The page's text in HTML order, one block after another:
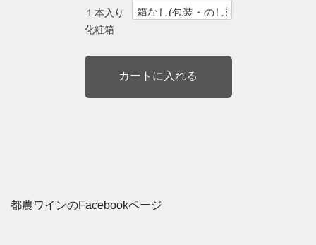
１本入り
化粧箱
都農ワインのFacebookページ